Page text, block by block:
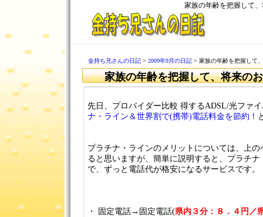
家族の年齢を把握して
金持ち兄さんの日記 > 2009年9月の日記 > 家族の年齢を把握して
家族の年齢を把握して、将来の
先日、プロバイダー比較 得するADSL/光ファ
ナ・ライン＆世界割で(携帯)電話料金を節約！
プラチナ・ラインのメリットについては、上
ると思いますが、簡単に説明すると、プラチ
で、ずっと電話代が格安になるサービスです。
・ 固定電話→固定電話(県内３分：８．４円／